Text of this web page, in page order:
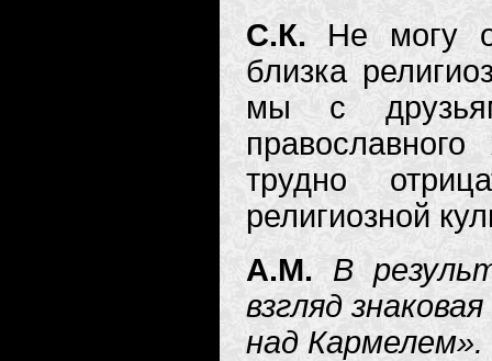
С.К. Не могу
близка
мы с
трудно
религиозной
А.М. В
взгляд
над Кармелем».